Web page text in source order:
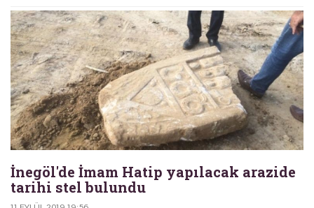
İnegöl'de İmam Hatip yapılacak arazide
tarihi stel bulundu